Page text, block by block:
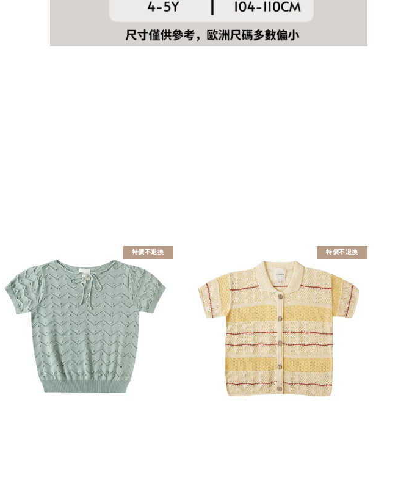
特價不退換 特價不退換